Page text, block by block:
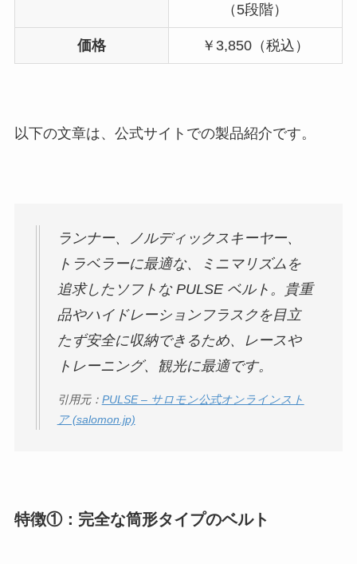
（5段階）
価格 ￥3,850（税込）
以下の文章は、公式サイトでの製品紹介です。
ランナー、ノルディックスキーヤー、
トラベラーに最適な、ミニマリズムを
追求したソフトな PULSE ベルト。貴重
品やハイドレーションフラスクを目立
たず安全に収納できるため、レースや
トレーニング、観光に最適です。
引用元： PULSE – サロモン公式オンラインスト
ア (salomon.jp)
特徴①：完全な筒形タイプのベルト